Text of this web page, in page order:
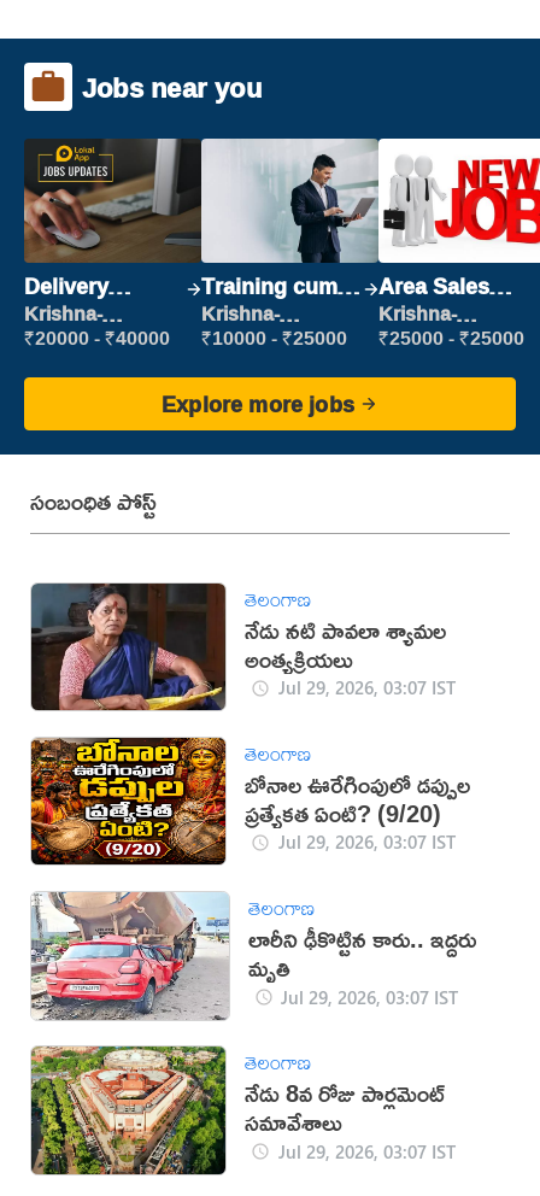
Jobs near you
Delivery
Executive
Krishna-
vijayawada
₹20000 - ₹40000
Training cum
Placement
Krishna-
vijayawada
₹10000 - ₹25000
Area Sales
Manager (Field
Sales)
Krishna-
vijayawada
₹25000 - ₹25000
Explore more jobs
సంబంధిత పోస్ట్
తెలంగాణ
నేడు నటి పావలా శ్యామల
అంత్యక్రియలు
Jul 29, 2026, 03:07 IST
తెలంగాణ
బోనాల ఊరేగింపులో డప్పుల
ప్రత్యేకత ఏంటి? (9/20)
Jul 29, 2026, 03:07 IST
తెలంగాణ
లారీని ఢీకొట్టిన కారు.. ఇద్దరు
మృతి
Jul 29, 2026, 03:07 IST
తెలంగాణ
నేడు 8వ రోజు పార్లమెంట్
సమావేశాలు
Jul 29, 2026, 03:07 IST